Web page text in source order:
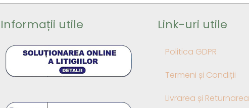
Informații utile Link-uri utile
Politica GDPR
Termeni și Condiții
Livrarea și Returnarea